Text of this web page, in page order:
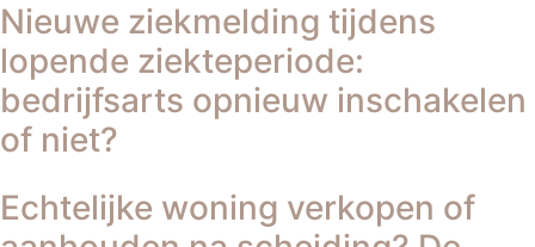
Nieuwe ziekmelding tijdens
lopende ziekteperiode:
bedrijfsarts opnieuw inschakelen
of niet?
Echtelijke woning verkopen of